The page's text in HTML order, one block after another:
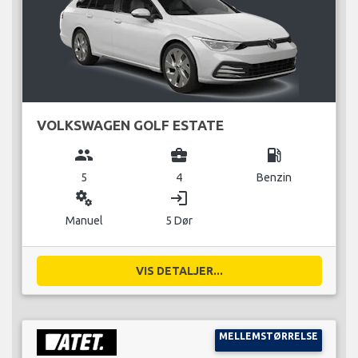
VOLKSWAGEN GOLF ESTATE
group
5
business_center
4
local_gas_station
Benzin
miscellaneous_services
Manuel
login
5 Dør
VIS DETALJER...
MELLEMSTØRRELSE